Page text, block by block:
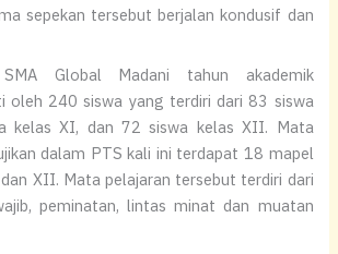
sepekan tersebut berjalan kondusif dan
Global Madani tahun akademik
oleh 240 siswa yang terdiri dari 83 siswa
kelas XI, dan 72 siswa kelas XII. Mata
dalam PTS kali ini terdapat 18 mapel
XII. Mata pelajaran tersebut terdiri dari
peminatan, lintas minat dan muatan